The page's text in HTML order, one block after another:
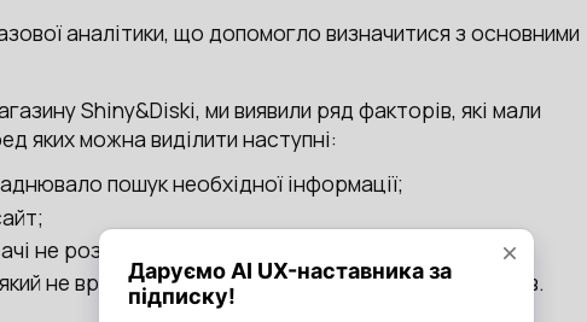
аналітики, що допомогло визначитися з основними
Shiny&Diski, ми виявили ряд факторів, які мали
яких можна виділити наступні:
пошук необхідної інформації;
не розуміли механізм оформлення замовлень.
не враховував зручність мобільних користувачів.